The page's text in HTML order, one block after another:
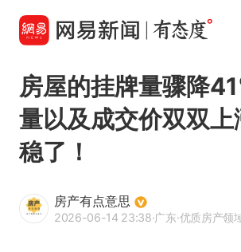
房屋的挂牌量骤降
量以及成交价双双上
稳了！
房产有点意思
2026-06-14 23:38·广东·优质房产领域